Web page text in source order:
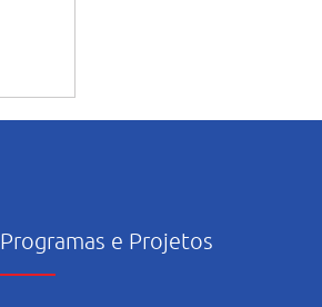
Programas e Projetos